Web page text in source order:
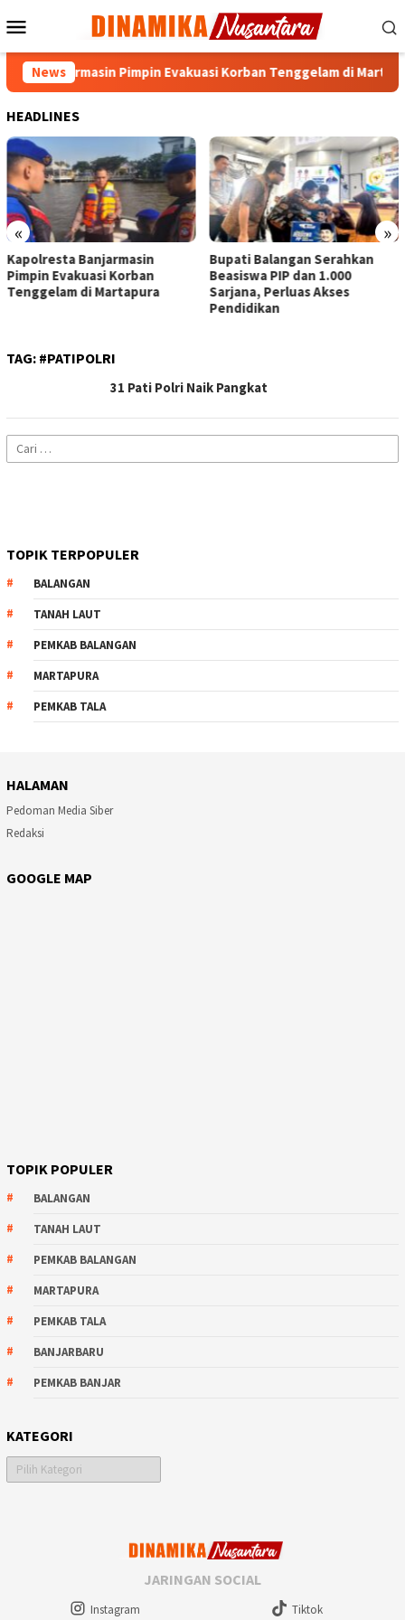
ke
Mobile
News
Banjarmasin Pimpin Evakuasi Korban Tenggelam di
HEADLINES
« »
Kapolresta Banjarmasin
Pimpin Evakuasi Korban
Tenggelam di Martapura
Bupati Balangan Serahkan
Beasiswa PIP dan 1.000
Sarjana, Perluas Akses
Pendidikan
TAG: #PATIPOLRI
31 Pati Polri Naik Pangkat
Cari
untuk:
TOPIK TERPOPULER
BALANGAN
TANAH LAUT
PEMKAB BALANGAN
MARTAPURA
PEMKAB TALA
HALAMAN
Pedoman Media Siber
Redaksi
GOOGLE MAP
TOPIK POPULER
BALANGAN
TANAH LAUT
PEMKAB BALANGAN
MARTAPURA
PEMKAB TALA
BANJARBARU
PEMKAB BANJAR
KATEGORI
Kategori
JARINGAN SOCIAL
Instagram Tiktok